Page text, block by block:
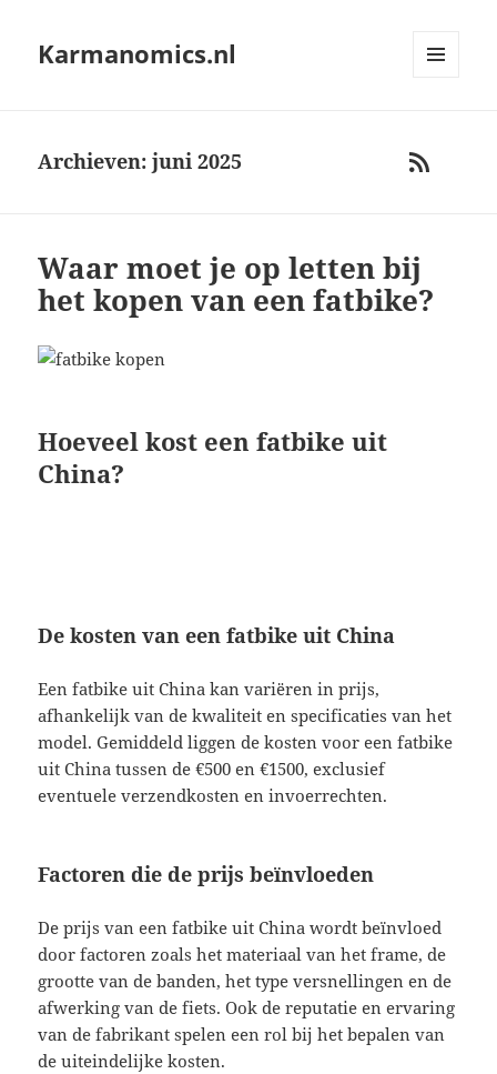
Karmanomics.nl
RSS
Archieven: juni 2025
Waar moet je op letten bij
het kopen van een fatbike?
Hoeveel kost een fatbike uit
China?
De kosten van een fatbike uit China
Een fatbike uit China kan variëren in prijs,
afhankelijk van de kwaliteit en specificaties van het
model. Gemiddeld liggen de kosten voor een fatbike
uit China tussen de €500 en €1500, exclusief
eventuele verzendkosten en invoerrechten.
Factoren die de prijs beïnvloeden
De prijs van een fatbike uit China wordt beïnvloed
door factoren zoals het materiaal van het frame, de
grootte van de banden, het type versnellingen en de
afwerking van de fiets. Ook de reputatie en ervaring
van de fabrikant spelen een rol bij het bepalen van
de uiteindelijke kosten.